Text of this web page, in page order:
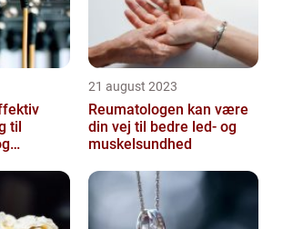
til
21 august 2023
Reumatologen kan være
din vej til bedre led- og
muskelsundhed